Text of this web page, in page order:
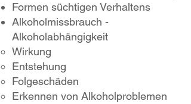
Formen süchtigen Verhaltens
Alkoholmissbrauch -
Alkoholabhängigkeit
Wirkung
Entstehung
Folgeschäden
Erkennen von Alkoholproblemen